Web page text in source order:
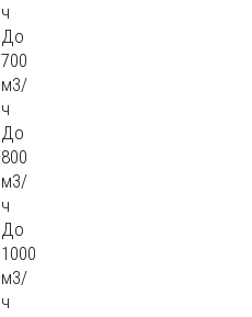
ч
До
700
м3/
ч
До
800
м3/
ч
До
1000
м3/
ч